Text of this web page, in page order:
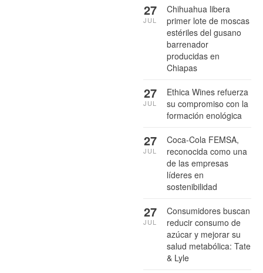
Chihuahua libera
primer lote de moscas
estériles del gusano
barrenador
producidas en
Chiapas
27
JUL
Ethica Wines refuerza
su compromiso con la
formación enológica
27
JUL
Coca-Cola FEMSA,
reconocida como una
de las empresas
líderes en
sostenibilidad
27
JUL
Consumidores buscan
reducir consumo de
azúcar y mejorar su
salud metabólica: Tate
& Lyle
27
JUL